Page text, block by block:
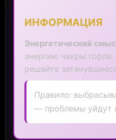
ИНФОРМАЦИЯ
Энергетический
энергию чакры
решайте
Правило:
— проблемы уйдут